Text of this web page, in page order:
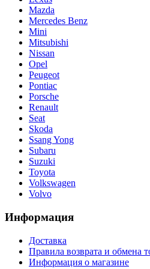
Mazda
Mercedes Benz
Mini
Mitsubishi
Nissan
Opel
Peugeot
Pontiac
Porsche
Renault
Seat
Skoda
Ssang Yong
Subaru
Suzuki
Toyota
Volkswagen
Volvo
Информация
Доставка
Правила возврата и обмена
Информация о магазине